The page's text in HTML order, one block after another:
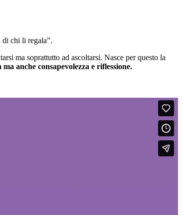
di chi li regala”.
ma soprattutto ad ascoltarsi. Nasce per questo la
anche consapevolezza e riflessione.